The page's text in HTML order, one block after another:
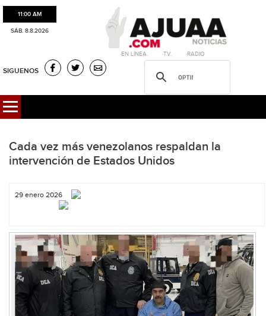
11:00 AM
SÁB. 8.8.2026
·EN LÍNEA. ·T.V. ·RADIO
SIGUENOS
Cada vez más venezolanos respaldan la
intervención de Estados Unidos
29 enero 2026